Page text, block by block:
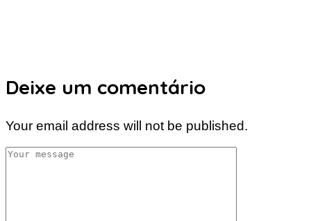
Deixe um comentário
Your email address will not be published.